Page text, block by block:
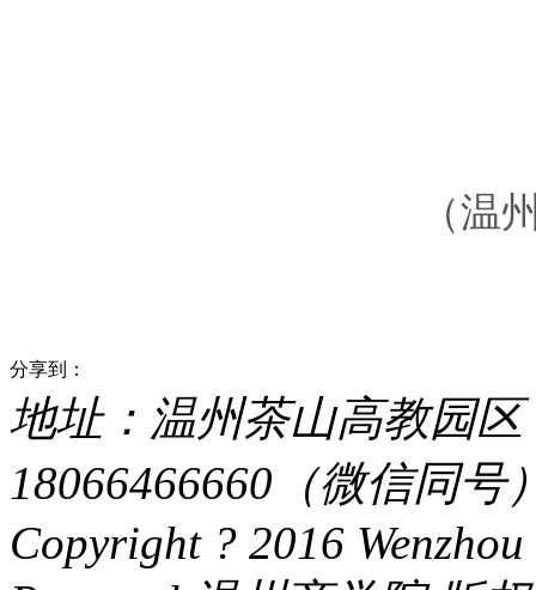
（温
分享到：
地址：温州茶山高教园区
18066466660（微信同号
Copyright ? 2016